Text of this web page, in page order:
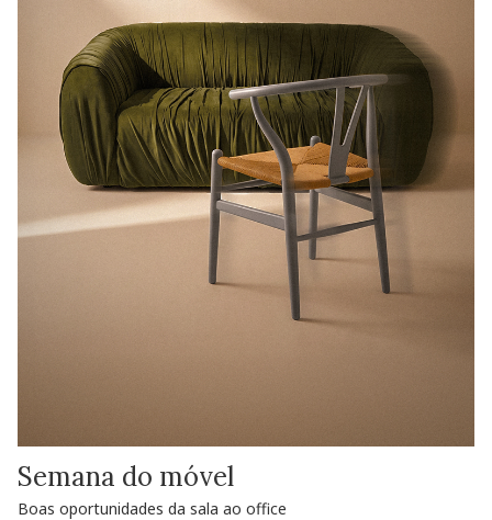
Semana do móvel
Boas oportunidades da sala ao office